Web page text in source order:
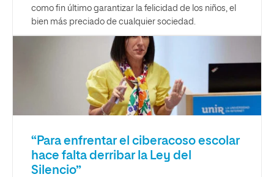
como fin último garantizar la felicidad de los niños, el
bien más preciado de cualquier sociedad.
“Para enfrentar el ciberacoso escolar
hace falta derribar la Ley del
Silencio”